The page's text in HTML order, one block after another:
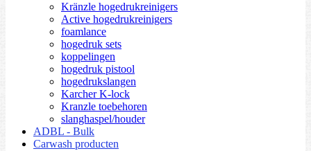
Kränzle hogedrukreinigers
Active hogedrukreinigers
foamlance
hogedruk sets
koppelingen
hogedruk pistool
hogedrukslangen
Karcher K-lock
Kranzle toebehoren
slanghaspel/houder
ADBL - Bulk
Carwash producten